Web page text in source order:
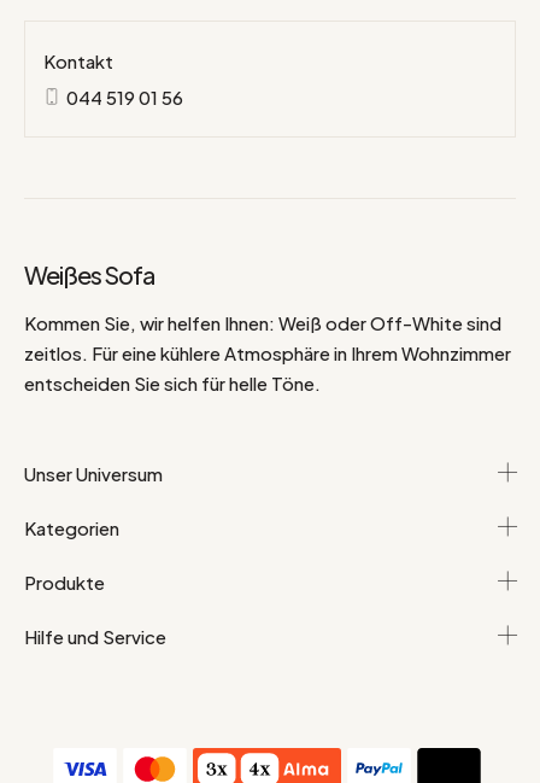
Kontakt
044 519 01 56
Weißes Sofa
Kommen Sie, wir helfen Ihnen: Weiß oder Off-White sind
zeitlos. Für eine kühlere Atmosphäre in Ihrem Wohnzimmer
entscheiden Sie sich für helle Töne.
Unser Universum
Kategorien
Produkte
Hilfe und Service